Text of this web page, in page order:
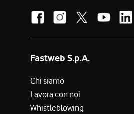
Fastweb S.p.A.
Chi siamo
Lavora con noi
Whistleblowing